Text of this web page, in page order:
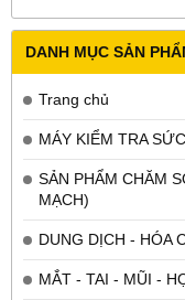
DANH MỤC SẢN
Trang chủ
MÁY KIỂM TRA
SẢN PHẨM CHĂM
MẠCH)
DUNG DỊCH - HÓA
MẮT - TAI - MŨI -